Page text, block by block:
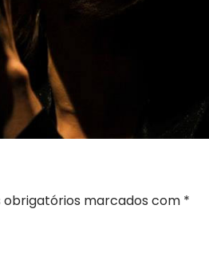
obrigatórios marcados com *